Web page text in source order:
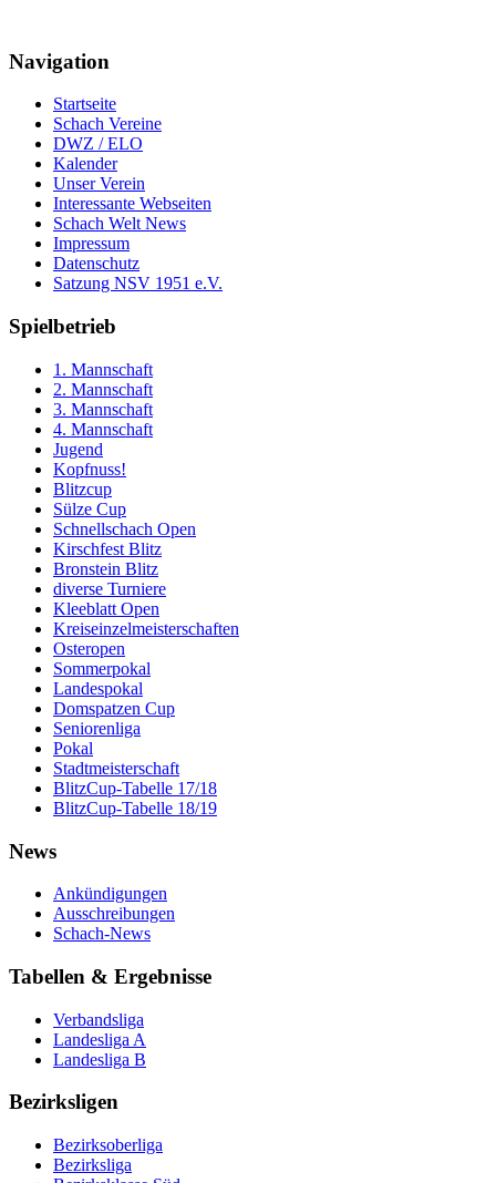
Navigation
Startseite
Schach Vereine
DWZ / ELO
Kalender
Unser Verein
Interessante Webseiten
Schach Welt News
Impressum
Datenschutz
Satzung NSV 1951 e.V.
Spielbetrieb
1. Mannschaft
2. Mannschaft
3. Mannschaft
4. Mannschaft
Jugend
Kopfnuss!
Blitzcup
Sülze Cup
Schnellschach Open
Kirschfest Blitz
Bronstein Blitz
diverse Turniere
Kleeblatt Open
Kreiseinzelmeisterschaften
Osteropen
Sommerpokal
Landespokal
Domspatzen Cup
Seniorenliga
Pokal
Stadtmeisterschaft
BlitzCup-Tabelle 17/18
BlitzCup-Tabelle 18/19
News
Ankündigungen
Ausschreibungen
Schach-News
Tabellen & Ergebnisse
Verbandsliga
Landesliga A
Landesliga B
Bezirksligen
Bezirksoberliga
Bezirksliga